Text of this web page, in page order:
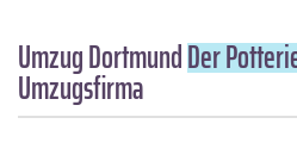
Umzug DortmundDer
Umzugsfirma